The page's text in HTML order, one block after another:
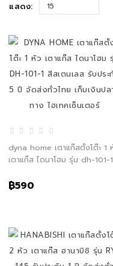
แสดง: 15
dyna home เตาแก๊สตั้งโต๊ะ 1
เตาแก๊ส ไดนาโฮม รุ่น dh-101-
ไทย เก็บเงินปลายทาง ไฮเทค
฿590